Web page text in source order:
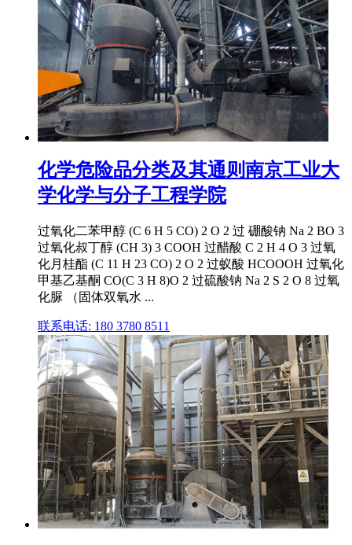
化学危险品分类及其通则南京工业大
学化学与分子工程学院
过氧化二苯甲醇 (C 6 H 5 CO) 2 O 2 过 硼酸钠 Na 2 BO 3
过氧化叔丁醇 (CH 3) 3 COOH 过醋酸 C 2 H 4 O 3 过氧
化月桂酯 (C 11 H 23 CO) 2 O 2 过蚁酸 HCOOOH 过氧化
甲基乙基酮 CO(C 3 H 8)O 2 过硫酸钠 Na 2 S 2 O 8 过氧
化脲 （固体双氧水 ...
联系电话: 180 3780 8511